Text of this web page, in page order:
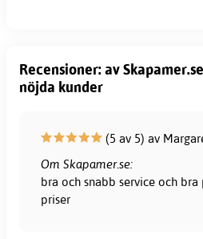
Recensioner: av
nöjda kunder
(5 av 5) av
Om Skapamer.se:
bra och snabb service och
priser